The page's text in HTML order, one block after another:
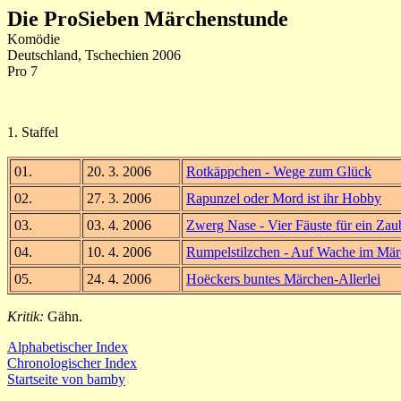
Die ProSieben Märchenstunde
Komödie
Deutschland, Tschechien 2006
Pro 7
1. Staffel
01. 20. 3. 2006
Rotkäppchen - Wege zum Glück
02.
27. 3. 2006
Rapunzel oder Mord ist ihr Hobby
03.
03. 4. 2006
Zwerg Nase - Vier Fäuste für ein
04.
10. 4. 2006
Rumpelstilzchen - Auf Wache im
05.
24. 4. 2006 Hoëckers buntes Märchen-Allerlei
Kritik: Gähn.
Alphabetischer Index
Chronologischer Index
Startseite von bamby